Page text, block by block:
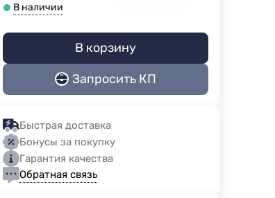
В наличии
В корзину
Запросить КП
Быстрая доставка
Бонусы за покупку
Гарантия качества
Обратная связь